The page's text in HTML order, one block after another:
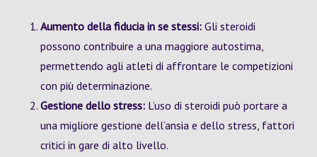
Aumento della fiducia in se stessi:Gli steroidi
possono contribuire a una maggiore autostima,
permettendo agli atleti di affrontare le competizioni
con più determinazione.
Gestione dello stress:L’uso di steroidi può portare a
una migliore gestione dell’ansia e dello stress, fattori
critici in gare di alto livello.